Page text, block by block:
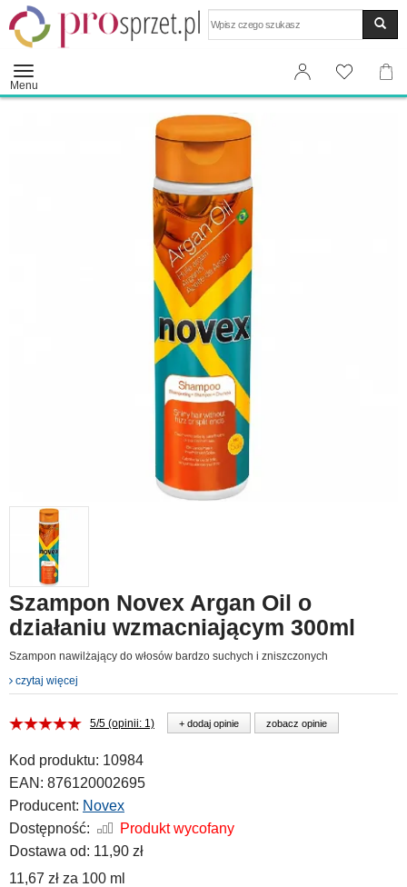
Menu
Szampon Novex Argan Oil o
działaniu wzmacniającym 300ml
Szampon nawilżający do włosów bardzo suchych i zniszczonych
czytaj więcej
5/5 (opinii: 1) + dodaj opinie zobacz opinie
Kod produktu: 10984
EAN: 876120002695
Producent: Novex
Dostępność:
Produkt wycofany
Dostawa od: 11,90 zł
11,67 zł za 100 ml